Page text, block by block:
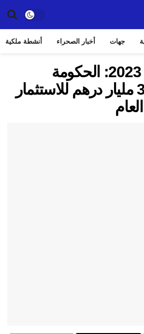
جهات أخبار الصحراء أنشطة ملكية
قانون مالية 2023: الحكومة
تخصص 300 مليار درهم للاستثمار